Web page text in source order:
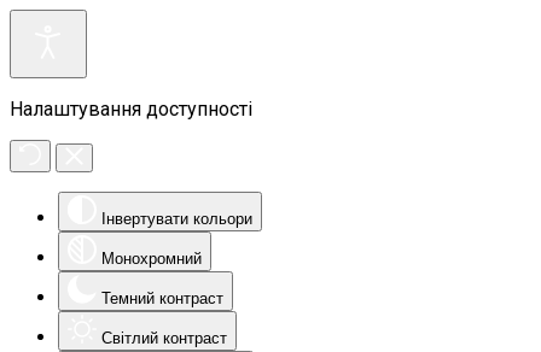
Налаштування доступності
Інвертувати кольори
Монохромний
Темний контраст
Світлий контраст